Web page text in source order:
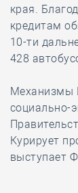
края.
кредитам
10-ти
428
Механизмы
социально-
Курирует
выступает